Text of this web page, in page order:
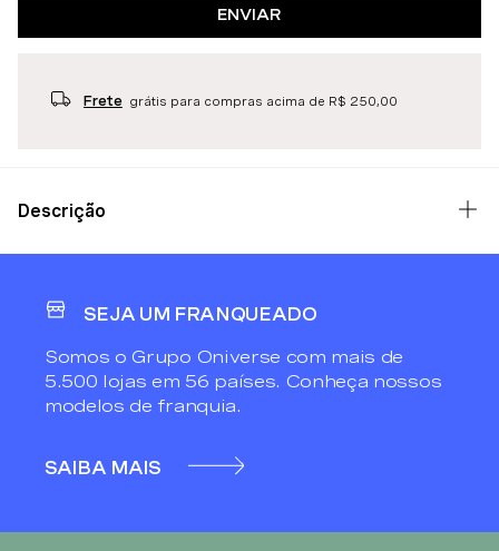
ENVIAR
Frete grátis para compras acima de R$ 250,00
Descrição
SEJA UM FRANQUEADO
Somos o Grupo Oniverse com mais de
5.500 lojas em 56 países. Conheça nossos
modelos de franquia.
SAIBA MAIS